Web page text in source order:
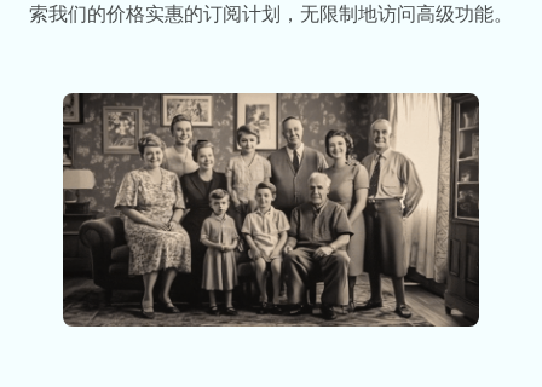
索我们的价格实惠的订阅计划，无限制地访问高级功能。